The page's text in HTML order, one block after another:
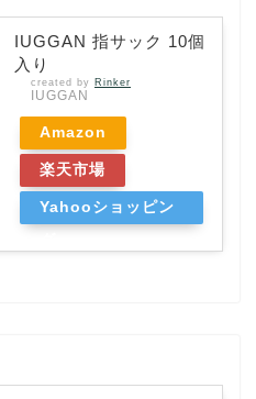
IUGGAN 指サック 10個
入り
created by Rinker
IUGGAN
Amazon
楽天市場
Yahooショッピン